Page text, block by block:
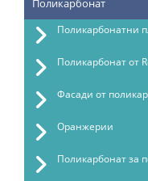
Поликарбонат
Поликарбонатни
Поликарбонат от
Фасади от
Оранжерии
Поликарбонат за